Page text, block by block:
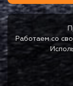
Работаем со